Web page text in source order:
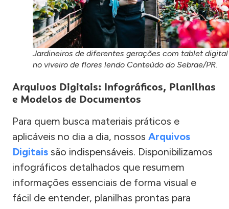
Jardineiros de diferentes gerações com tablet digital
no viveiro de flores lendo Conteúdo do Sebrae/PR.
Arquivos Digitais: Infográficos, Planilhas
e Modelos de Documentos
Para quem busca materiais práticos e
aplicáveis no dia a dia, nossos Arquivos
Digitais são indispensáveis. Disponibilizamos
infográficos detalhados que resumem
informações essenciais de forma visual e
fácil de entender, planilhas prontas para